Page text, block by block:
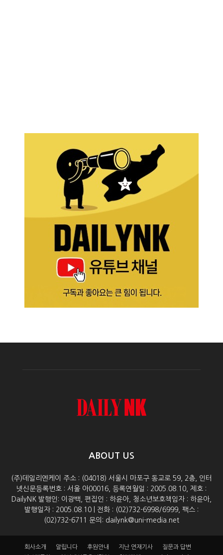
ABOUT US
(주)데일리엔케이 주소 : (04018) 서울시 마포구 동교로 59, 2층, 인터
넷신문등록번호 : 서울 아00016, 등록연월일 : 2005.08.10, 제호 :
DailyNK 발행인: 이광백, 편집인 : 하윤아, 청소년보호책임자 : 하윤아,
발행일자 : 2005.08.10 | 전화 : (02)732-6998/6999, 팩스 :
(02)732-6711 문의: dailynk@uni-media.net
회사소개 알립니다 후원안내 지난 연재기사
질문과 답변